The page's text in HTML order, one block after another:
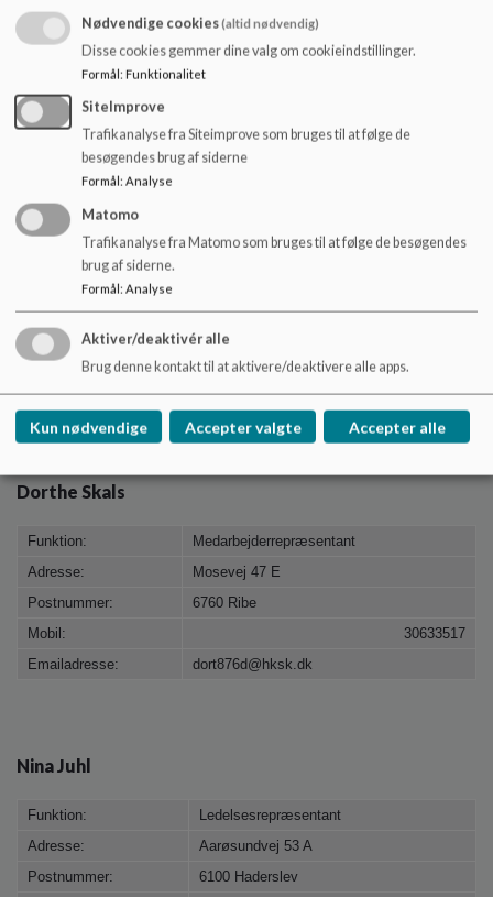
Adresse:
Haderslevvej 1
Postnummer:
6510 Gram
25317214
Emailadresse:
Iben Tut Heidemann Skriver
Funktion:
Adresse:
Postnummer:
Mobil:
25305868
Emailadresse:
iben4477@hksk.dk
Dorthe Skals
Funktion:
Medarbejderrepræsentant
Adresse:
Mosevej 47 E
Postnummer:
6760 Ribe
Mobil:
30633517
Emailadresse:
dort876d@hksk.dk
Nina Juhl
Funktion:
Ledelsesrepræsentant
Adresse:
Aarøsundvej 53 A
Postnummer:
6100 Haderslev
Nødvendige cookies(altid nødvendig)
Disse cookies gemmer dine valg om cookieindstillinger.
Formål: Funktionalitet
SiteImprove
Trafikanalyse fra Siteimprove som bruges til at følge de
besøgendes brug af siderne
Formål : Analyse
Matomo
Trafikanalyse fra Matomo som bruges til at følge de besøgendes
brug af siderne.
Formål: Analyse
Aktiver/deaktivér alle
Brug denne kontakt til at aktivere/deaktivere alle apps.
Kun nødvendige Accepter valgte Accepter alle